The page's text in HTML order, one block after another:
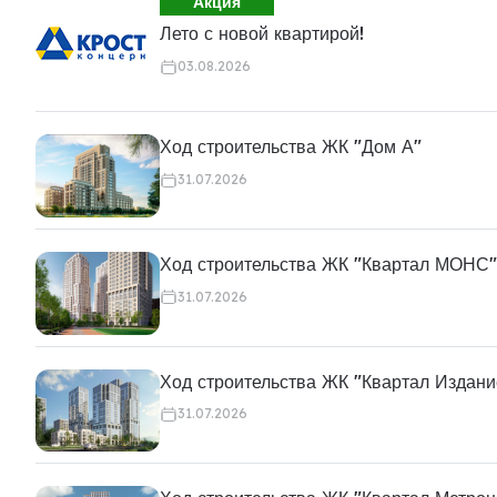
Лето с новой квартирой!
03.08.2026
Ход строительства ЖК "Дом А"
31.07.2026
Ход строительства ЖК "Квартал МОНС"
31.07.2026
Ход строительства ЖК "Квартал
31.07.2026